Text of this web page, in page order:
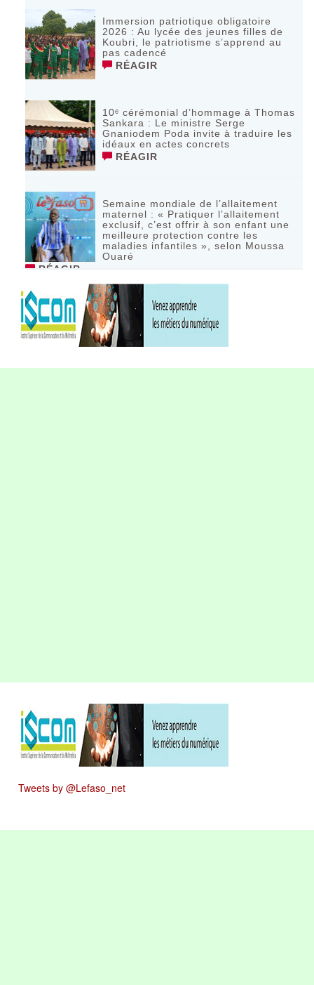
Immersion patriotique obligatoire
2026 : Au lycée des jeunes filles de
Koubri, le patriotisme s’apprend au
pas cadencé
RÉAGIR
10ᵉ cérémonial d’hommage à Thomas
Sankara : Le ministre Serge
Gnaniodem Poda invite à traduire les
idéaux en actes concrets
RÉAGIR
Semaine mondiale de l’allaitement
maternel : « Pratiquer l’allaitement
exclusif, c’est offrir à son enfant une
meilleure protection contre les
maladies infantiles », selon Moussa
Ouaré
RÉAGIR
Tweets by @Lefaso_net